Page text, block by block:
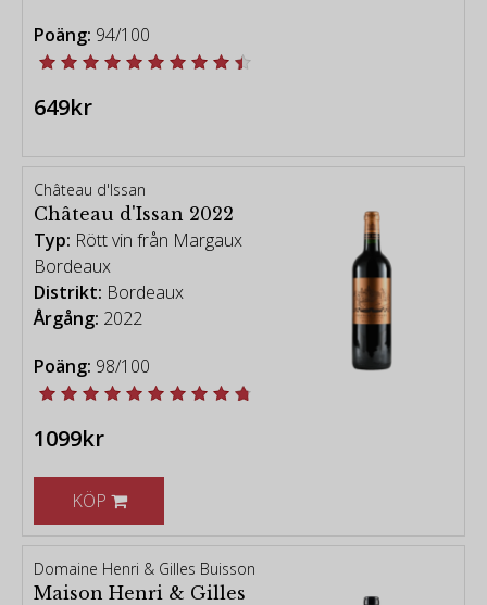
Poäng: 94/100
649kr
Château d'Issan
Château d'Issan 2022
Typ: Rött vin från Margaux
Bordeaux
Distrikt: Bordeaux
Årgång: 2022
Poäng: 98/100
1099kr
KÖP
Domaine Henri & Gilles Buisson
Maison Henri & Gilles